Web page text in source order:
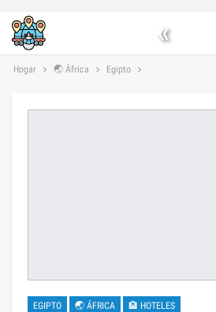
«
Hogar 🌏 África Egipto
EGIPTO 🌏 ÁFRICA 🏨 HOTELES